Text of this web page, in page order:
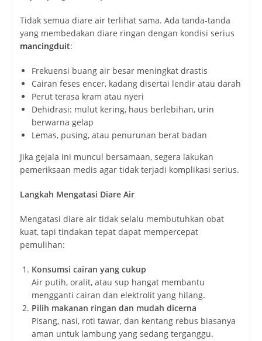
Tidak semua diare air terlihat sama. Ada tanda-tanda
yang membedakan diare ringan dengan kondisi serius
mancingduit:
Frekuensi buang air besar meningkat drastis
Cairan feses encer, kadang disertai lendir atau darah
Perut terasa kram atau nyeri
Dehidrasi: mulut kering, haus berlebihan, urin
berwarna gelap
Lemas, pusing, atau penurunan berat badan
Jika gejala ini muncul bersamaan, segera lakukan
pemeriksaan medis agar tidak terjadi komplikasi serius.
Langkah Mengatasi Diare Air
Mengatasi diare air tidak selalu membutuhkan obat
kuat, tapi tindakan tepat dapat mempercepat
pemulihan:
Konsumsi cairan yang cukup
Air putih, oralit, atau sup hangat membantu
mengganti cairan dan elektrolit yang hilang.
Pilih makanan ringan dan mudah dicerna
Pisang, nasi, roti tawar, dan kentang rebus biasanya
aman untuk lambung yang sedang terganggu.